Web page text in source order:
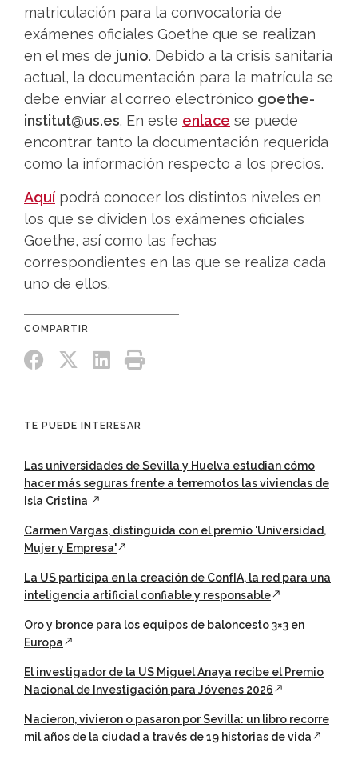
matriculación para la convocatoria de
exámenes oficiales Goethe que se realizan
en el mes de junio. Debido a la crisis sanitaria
actual, la documentación para la matrícula se
debe enviar al correo electrónico goethe-
institut@us.es. En este enlace se puede
encontrar tanto la documentación requerida
como la información respecto a los precios.
Aquí podrá conocer los distintos niveles en
los que se dividen los exámenes oficiales
Goethe, así como las fechas
correspondientes en las que se realiza cada
uno de ellos.
TE PUEDE INTERESAR
Las universidades de Sevilla y Huelva estudian cómo
hacer más seguras frente a terremotos las viviendas de
Isla Cristina
Carmen Vargas, distinguida con el premio 'Universidad,
Mujer y Empresa'
La US participa en la creación de ConfIA, la red para una
inteligencia artificial confiable y responsable
Oro y bronce para los equipos de baloncesto 3×3 en
Europa
El investigador de la US Miguel Anaya recibe el Premio
Nacional de Investigación para Jóvenes 2026
Nacieron, vivieron o pasaron por Sevilla: un libro recorre
mil años de la ciudad a través de 19 historias de vida